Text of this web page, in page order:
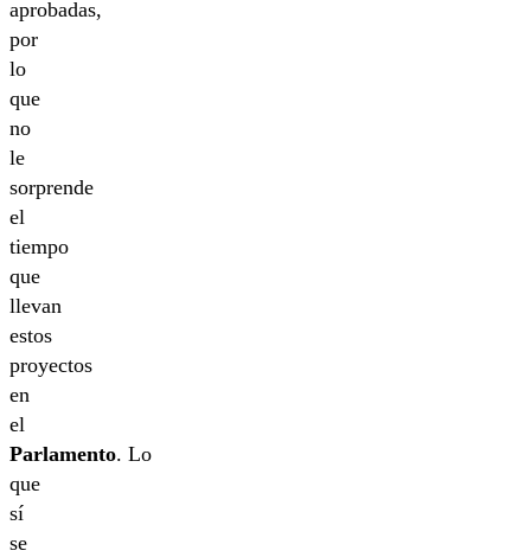
aprobadas,
por
lo
que
no
le
sorprende
el
tiempo
que
llevan
estos
proyectos
en
el
Parlamento. Lo
que
sí
se